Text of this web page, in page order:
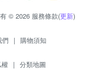
© 2026 服務條款(更新)
們 | 購物須知
| 分類地圖